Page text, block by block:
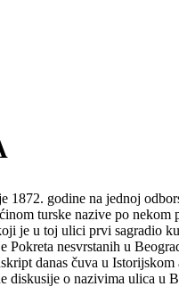
1872. godine na jednoj
turske nazive po nekom
je u toj ulici prvi sagradio
Pokreta nesvrstanih u
danas čuva u Istorijskom
diskusije o nazivima ulica u